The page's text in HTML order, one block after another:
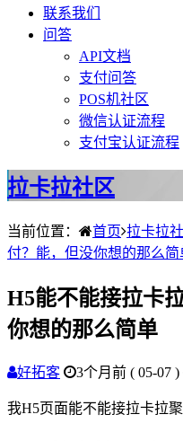
联系我们
问答
API文档
支付问答
POS机社区
微信认证流程
支付宝认证流程
拉卡拉社区
当前位置： 首页 拉卡拉
付？能，但没你想的那么简
H5能不能接拉卡
你想的那么简单
好拓客 3个月前 ( 05-07 )
我H5页面能不能接拉卡拉